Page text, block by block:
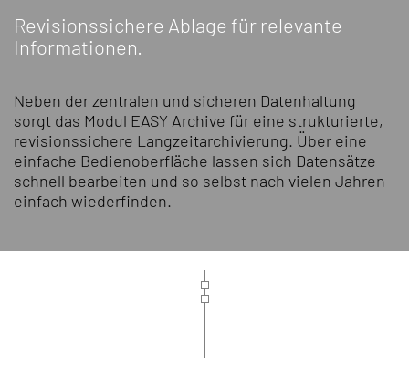
Revisionssichere Ablage für relevante
Informationen.
Neben der zentralen und sicheren Datenhaltung
sorgt das Modul EASY Archive für eine strukturierte,
revisionssichere Langzeitarchivierung. Über eine
einfache Bedienoberfläche lassen sich Datensätze
schnell bearbeiten und so selbst nach vielen Jahren
einfach wiederfinden.